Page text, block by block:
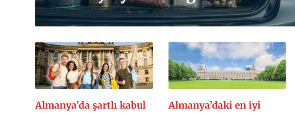
Almanya’da şartlı kabul
Almanya’daki en iyi